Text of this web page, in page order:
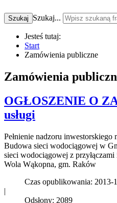
Szukaj Szukaj...
Jesteś tutaj:
Start
Zamówienia publiczne
Zamówienia
OGŁOSZENIE O
usługi
Pełnienie nadzoru inwestorskiego
Budowa sieci wodociągowej w
sieci wodociągowej z
Wola Wąkopna, gm. Raków
Czas opublikowania: 2013-
|
Odsłony: 2089